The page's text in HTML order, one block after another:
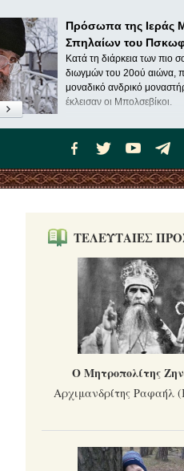
Πρόσωπα της Ιεράς
Σπηλαίων του
Κατά τη διάρκεια των πιο
διωγμών του 20ού αιώνα,
μοναδικό ανδρικό
έκλεισαν οι Μπολσεβίκοι.
ΤΕΛΕΥΤΑΙΕΣ
Ο Μητροπολίτης
Αρχιμανδρίτης Ραφαήλ